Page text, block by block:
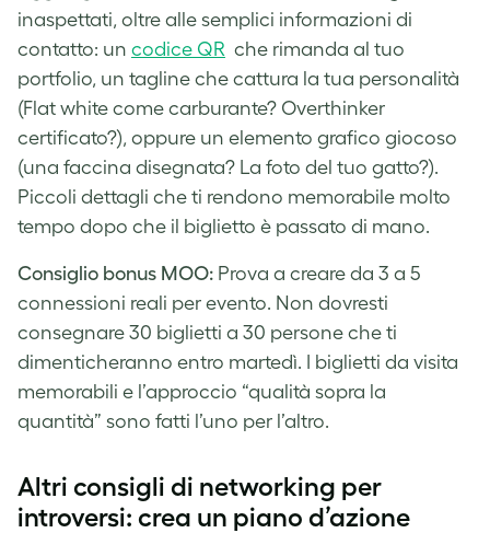
inaspettati, oltre alle semplici informazioni di
contatto: un codice QR che rimanda al tuo
portfolio, un tagline che cattura la tua personalità
(Flat white come carburante? Overthinker
certificato?), oppure un elemento grafico giocoso
(una faccina disegnata? La foto del tuo gatto?).
Piccoli dettagli che ti rendono memorabile molto
tempo dopo che il biglietto è passato di mano.
Consiglio bonus MOO: Prova a creare da 3 a 5
connessioni reali per evento. Non dovresti
consegnare 30 biglietti a 30 persone che ti
dimenticheranno entro martedì. I biglietti da visita
memorabili e l’approccio “qualità sopra la
quantità” sono fatti l’uno per l’altro.
Altri consigli di networking per
introversi: crea un piano d’azione